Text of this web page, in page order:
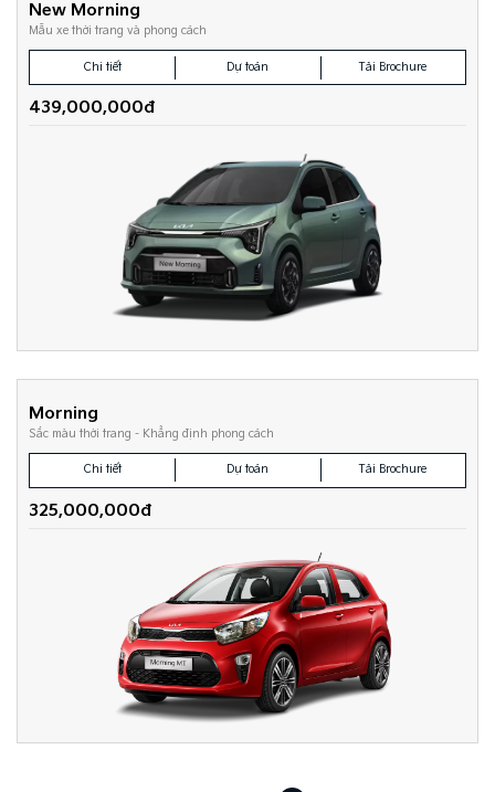
New Morning
Mẫu xe thời trang và phong cách
Chi tiết Dự toán Tải Brochure
439,000,000đ
Morning
Sắc màu thời trang - Khẳng định phong cách
Chi tiết Dự toán Tải Brochure
325,000,000đ